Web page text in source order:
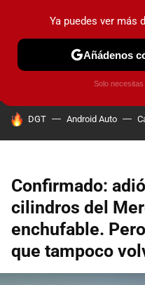
PRUEBAS COCHES
HOY SE HABLA DE
DGT Android Auto
Confirmado:
cilindros del
enchufable.
que tampoco
Ya puedes ver más
Añádenos
Solo